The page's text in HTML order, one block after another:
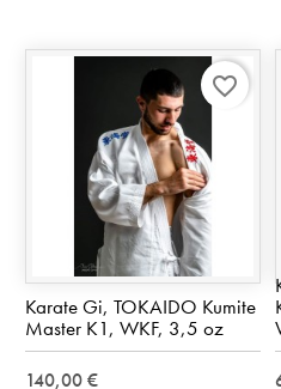
Karate Gi, TOKAIDO Kumite
Master K1, WKF, 3,5 oz
140,00 €
favorite_border